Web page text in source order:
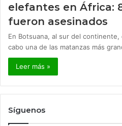
elefantes en África:
fueron asesinados
En Botsuana, al sur del
cabo una de las matanzas más
Leer más »
Síguenos